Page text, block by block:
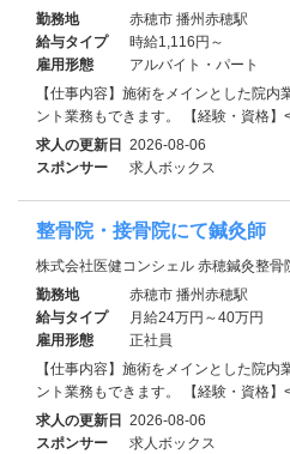
勤務地
赤穂市 播州赤穂駅
給与タイプ
時給1,116円～
雇用形態
アルバイト・パート
【仕事内容】施術をメインとした院
ント業務もできます。 【経験・資格】
求人の更新日 2026-08-06
スポンサー
求人ボックス
整骨院・接骨院にて鍼灸師
株式会社医健コンシェル 赤穂鍼灸整骨
勤務地
赤穂市 播州赤穂駅
給与タイプ
月給24万円～40万円
雇用形態
正社員
【仕事内容】施術をメインとした院
ント業務もできます。 【経験・資格】
求人の更新日 2026-08-06
スポンサー
求人ボックス